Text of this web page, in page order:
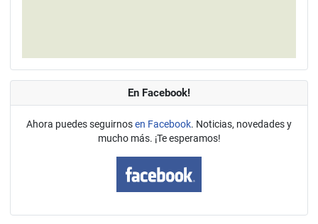
En Facebook!
Ahora puedes seguirnosen Facebook. Noticias, novedades y
mucho más. ¡Te esperamos!